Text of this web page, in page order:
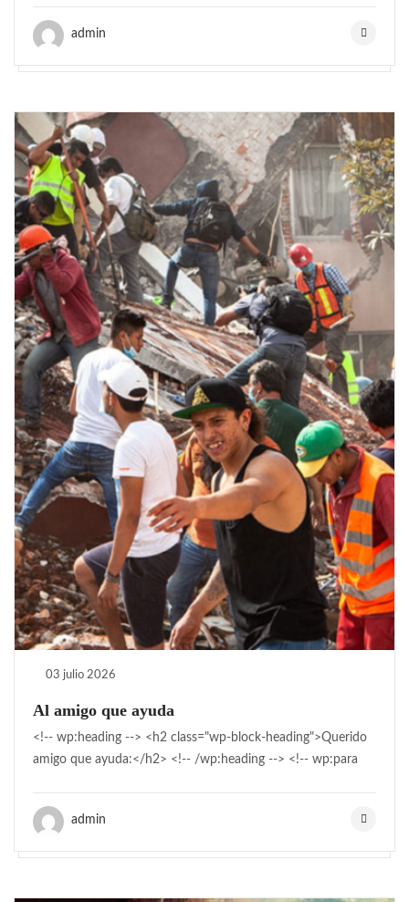
admin
03 julio 2026
Al amigo que ayuda
<!-- wp:heading --> <h2 class="wp-block-heading">Querido
amigo que ayuda:</h2> <!-- /wp:heading --> <!-- wp:para
admin